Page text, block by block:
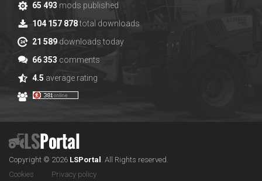
65 493 mods published
104 157 878total downloads
21 589downloads today
66 353 comments
4.5 average rating
Copyright © 2026 LSPortal . All Rights reserved.
Cookies
Privacy policy